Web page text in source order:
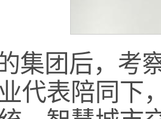
集团后，考
代表陪同下